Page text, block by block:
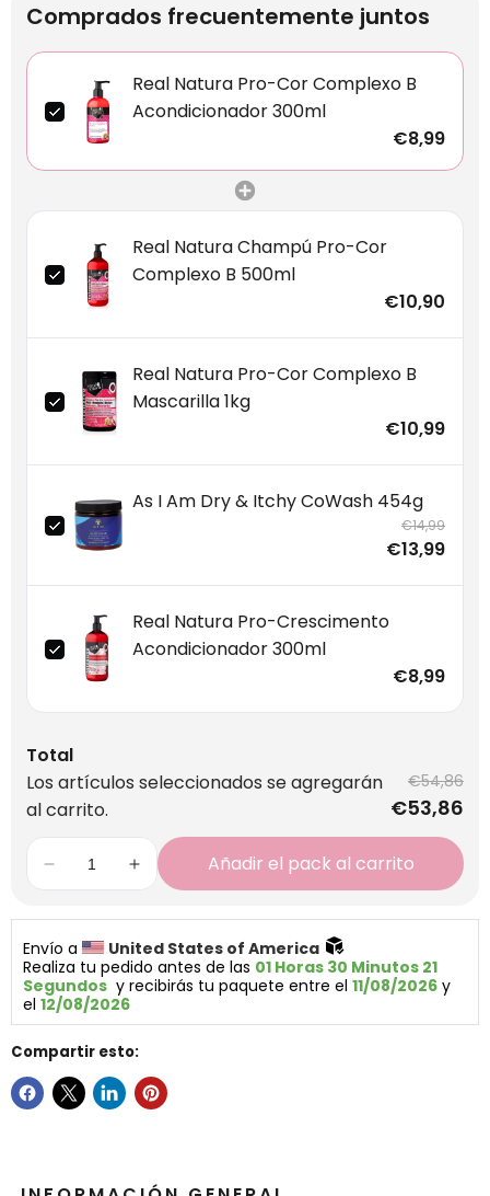
Comprados frecuentemente juntos
Real Natura Pro-Cor Complexo B
Acondicionador 300ml
€8,99
Real Natura Champú Pro-Cor
Complexo B 500ml
€10,90
Real Natura Pro-Cor Complexo B
Mascarilla 1kg
€10,99
As I Am Dry & Itchy CoWash 454g
€14,99
€13,99
Real Natura Pro-Crescimento
Acondicionador 300ml
€8,99
Total
Los artículos seleccionados se agregarán
al carrito.
€54,86
€53,86
Añadir el pack al carrito
Envío a
United States of America
Realiza tu pedido antes de las 01 Horas 30 Minutos 21
Segundos
  y recibirás tu paquete entre el
11/08/2026 y
el 12/08/2026
Compartir esto: